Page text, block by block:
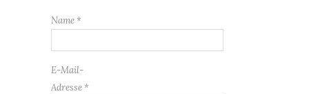
Name *
E-Mail-
Adresse *